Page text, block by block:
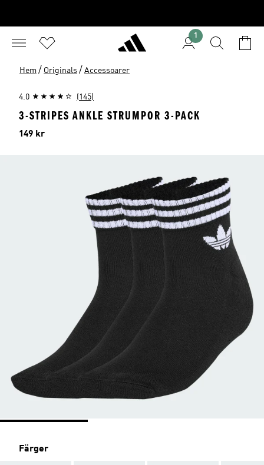
1
Hem / Originals / Accessoarer
4.0 (145)
3-STRIPES ANKLE STRUMPOR 3-PACK
Pris
149 kr
Färger